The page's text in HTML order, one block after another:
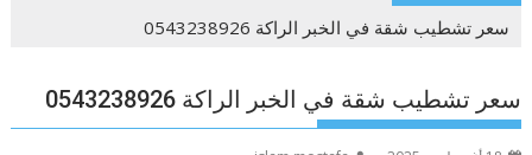
سعر تشطيب شقة في الخبر الراكة 0543238926
سعر تشطيب شقة في الخبر الراكة 0543238926